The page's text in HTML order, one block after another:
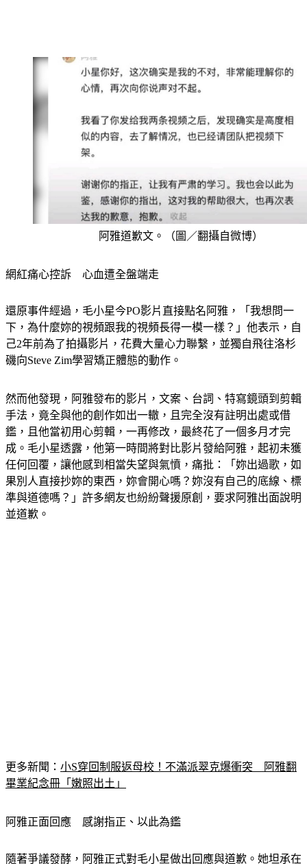
還原事件經過，毛小星今PO影片直接點名阿雅，「我想問一
下，為什麼妳的視頻跟我的視頻長得一模一樣？」他表示，自
己2年前為了拍攝影片，花費大量心力聯繫，並獨自飛往洛杉
然而他發現，阿雅發布的影片，文案、台詞、特寫鏡頭到剪輯
手法，竟全與他的創作如出一轍，且完全沒有註明出處或借
鑑，且他當初用心剪輯，一再修改，最終花了一個多月才完
成。毛小星透露，他第一時間將對比影片發給阿雅，起初未獲
任何回覆，讓他感到相當失望與氣憤，痛批：「妳出過歌，如
果別人直接抄妳的東西，妳會開心嗎？妳沒有自己的底線、標
準與道德嗎？」許多網友也紛紛聲援原創，要求阿雅出面說明
更多新聞： 小S穿回制服返母校！不滿派翠克爆衝突　阿雅翻